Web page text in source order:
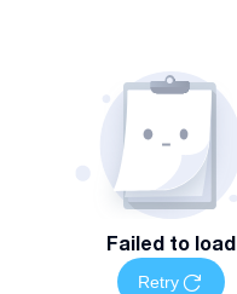
Failed to load
Retry